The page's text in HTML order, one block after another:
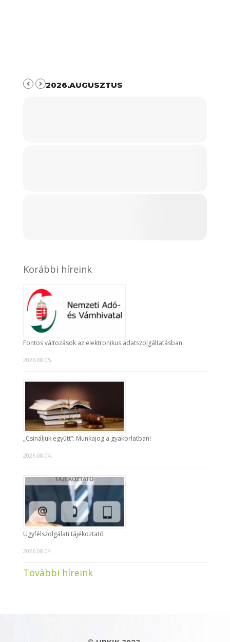
2026.AUGUSZTUS
Korábbi híreink
Fontos változások az elektronikus adatszolgáltatásban
2026.08.05.
„Csináljuk együtt”: Munkajog a gyakorlatban!
2026.08.04.
Ügyfélszolgálati tájékoztató
2026.08.04.
További híreink